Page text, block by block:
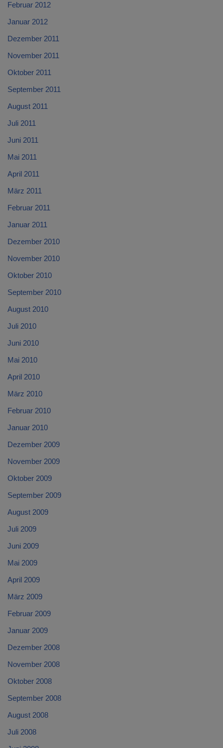
Februar 2012
Januar 2012
Dezember 2011
November 2011
Oktober 2011
September 2011
August 2011
Juli 2011
Juni 2011
Mai 2011
April 2011
März 2011
Februar 2011
Januar 2011
Dezember 2010
November 2010
Oktober 2010
September 2010
August 2010
Juli 2010
Juni 2010
Mai 2010
April 2010
März 2010
Februar 2010
Januar 2010
Dezember 2009
November 2009
Oktober 2009
September 2009
August 2009
Juli 2009
Juni 2009
Mai 2009
April 2009
März 2009
Februar 2009
Januar 2009
Dezember 2008
November 2008
Oktober 2008
September 2008
August 2008
Juli 2008